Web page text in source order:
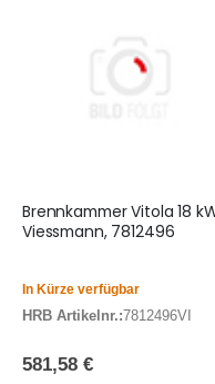
Brennkammer Vitola 18
Viessmann, 7812496
In Kürze verfügbar
HRB Artikelnr.:7812496VI
581,58 €